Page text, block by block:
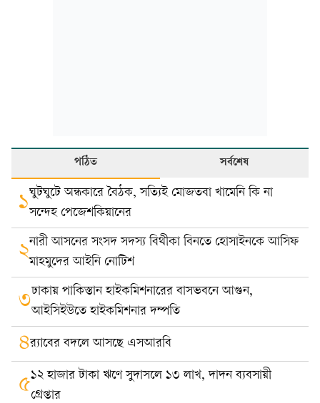
পঠিত সর্বশেষ
১ঘুটঘুটে অন্ধকারে বৈঠক, সত্যিই মোজতবা খামেনি কি না
সন্দেহ পেজেশকিয়ানের
২নারী আসনের সংসদ সদস্য বিথীকা বিনতে হোসাইনকে আসিফ
মাহমুদের আইনি নোটিশ
৩ঢাকায় পাকিস্তান হাইকমিশনারের বাসভবনে আগুন,
আইসিইউতে হাইকমিশনার দম্পতি
৪র‍্যাবের বদলে আসছে এসআরবি
৫১২ হাজার টাকা ঋণে সুদাসলে ১৩ লাখ, দাদন ব্যবসায়ী
গ্রেপ্তার